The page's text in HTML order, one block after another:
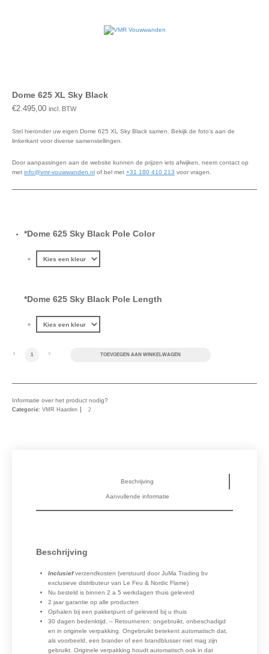
Dome 625 XL Sky Black
€2.495,00 incl. BTW
Stel hieronder uw eigen Dome 625 XL Sky Black samen. Bekijk de foto’s aan de
linkerkant voor diverse samenstellingen.
Door aanpassingen aan de website kunnen de prijzen iets afwijken, neem contact op
met info@vmr-vouwwanden.nl of bel met +31 180 410 213 voor vragen.
*Dome 625 Sky Black Pole Color
*Dome 625 Sky Black Pole Length
Dome 625 XL Sky Black aantalTOEVOEGEN AAN WINKELWAGEN
Informatie over het product nodig?
Categorie: VMR Haarden
Beschrijving
Aanvullende informatie
Beschrijving
Inclusiefverzendkosten (verstuurd door JuMa Trading bv
exclusieve distributeur van Le Feu & Nordic Flame)
Nu besteld is binnen 2 a 5 werkdagen thuis geleverd
2 jaar garantie op alle producten
Ophalen bij een pakketpunt of geleverd bij u thuis
30 dagen bedenktijd. – Retourneren: ongebruikt, onbeschadigd
en in originele verpakking. Ongebruikt betekent automatisch dat,
als voorbeeld, een brander of een brandblusser niet mag zijn
gebruikt. Originele verpakking houdt automatisch ook in dat